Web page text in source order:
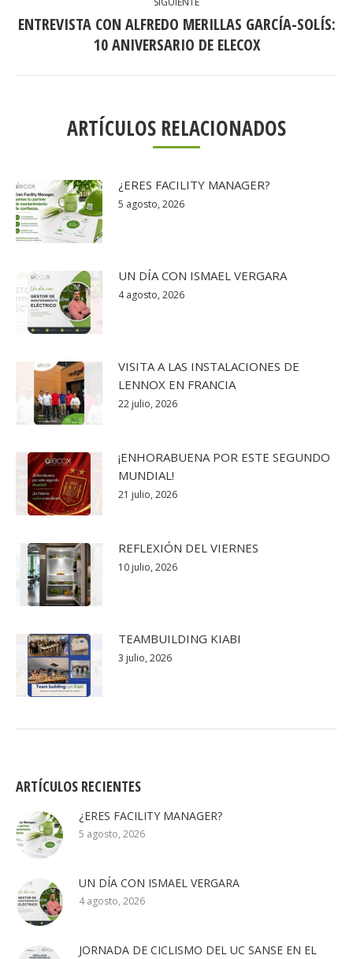
Publicación
siguiente:
ENTREVISTA CON ALFREDO MERILLAS GARCÍA-SOLÍS:
10 ANIVERSARIO DE ELECOX
ARTÍCULOS RELACIONADOS
¿ERES FACILITY MANAGER?
5 agosto, 2026
UN DÍA CON ISMAEL VERGARA
4 agosto, 2026
VISITA A LAS INSTALACIONES DE
LENNOX EN FRANCIA
22 julio, 2026
¡ENHORABUENA POR ESTE SEGUNDO
MUNDIAL!
21 julio, 2026
REFLEXIÓN DEL VIERNES
10 julio, 2026
TEAMBUILDING KIABI
3 julio, 2026
ARTÍCULOS RECIENTES
¿ERES FACILITY MANAGER?
5 agosto, 2026
UN DÍA CON ISMAEL VERGARA
4 agosto, 2026
JORNADA DE CICLISMO DEL UC SANSE EN EL